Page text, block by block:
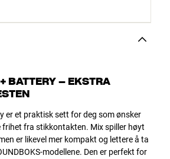
BATTERY – EKSTRA
er et praktisk sett for deg som ønsker
fra stikkontakten. Mix spiller høyt
er likevel mer kompakt og lettere å ta
modellene. Den er perfekt for